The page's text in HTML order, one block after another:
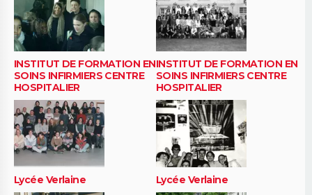
INSTITUT DE FORMATION EN
SOINS INFIRMIERS CENTRE
HOSPITALIER
INSTITUT DE FORMATION EN
SOINS INFIRMIERS CENTRE
HOSPITALIER
Lycée Verlaine Lycée Verlaine